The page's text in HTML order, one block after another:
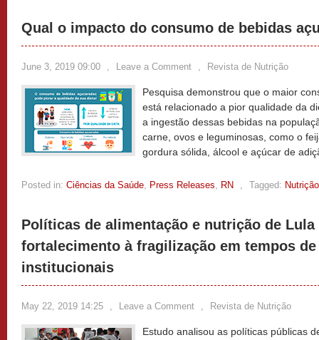
Qual o impacto do consumo de bebidas
June 3, 2019 09:00 , Leave a Comment , Revista de Nutrição
Pesquisa demonstrou que o maior
está relacionado a pior qualidade da
a ingestão dessas bebidas na
carne, ovos e leguminosas, como o
gordura sólida, álcool e açúcar de
Posted in: Ciências da Saúde, Press Releases, RN , Tagged: Nutrição
Políticas de alimentação e nutrição de Lula
fortalecimento à fragilização em tempos
institucionais
May 22, 2019 14:25 , Leave a Comment , Revista de Nutrição
Estudo analisou as políticas públicas